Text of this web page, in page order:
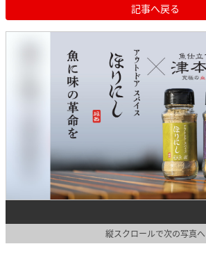
記事へ戻る
縦スクロールで次の写真へ